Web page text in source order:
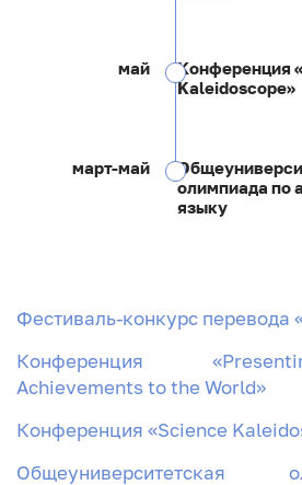
май
Конференция
Kaleidoscope»
март-май
олимпиада по
языку
Фестиваль-конкурс перевода
Конференция
Achievements to the World»
Конференция «Science